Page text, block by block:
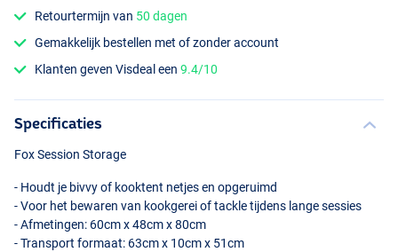
Retourtermijn van 50 dagen
Gemakkelijk bestellen met of zonder account
Klanten geven Visdeal een9.4/10
Specificaties
Fox Session Storage
- Houdt je bivvy of kooktent netjes en opgeruimd
- Voor het bewaren van kookgerei of tackle tijdens lange sessies
- Afmetingen: 60cm x 48cm x 80cm
- Transport formaat: 63cm x 10cm x 51cm